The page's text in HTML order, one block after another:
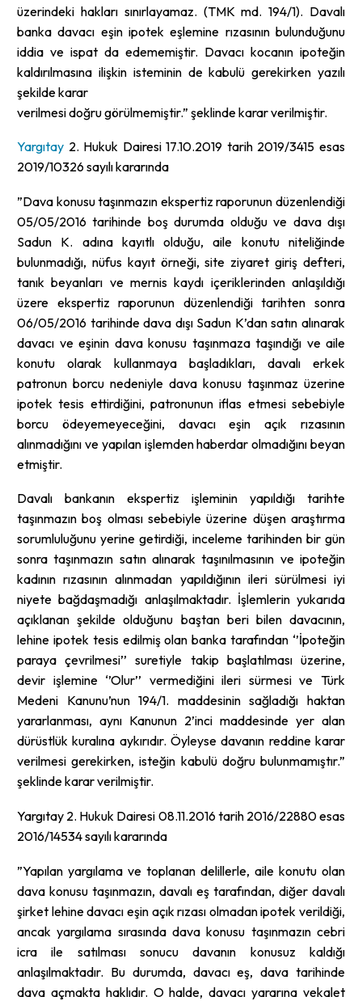
üzerindeki hakları sınırlayamaz. (TMK md. 194/1). Davalı
banka davacı eşin ipotek eşlemine rızasının bulunduğunu
iddia ve ispat da edememiştir. Davacı kocanın ipoteğin
kaldırılmasına ilişkin isteminin de kabulü gerekirken yazılı
şekilde karar
verilmesi doğru görülmemiştir.” şeklinde karar verilmiştir.
Yargıtay 2. Hukuk Dairesi 17.10.2019 tarih 2019/3415 esas
2019/10326 sayılı kararında
”Dava konusu taşınmazın ekspertiz raporunun düzenlendiği
05/05/2016 tarihinde boş durumda olduğu ve dava dışı
Sadun K. adına kayıtlı olduğu, aile konutu niteliğinde
bulunmadığı, nüfus kayıt örneği, site ziyaret giriş defteri,
tanık beyanları ve mernis kaydı içeriklerinden anlaşıldığı
üzere ekspertiz raporunun düzenlendiği tarihten sonra
06/05/2016 tarihinde dava dışı Sadun K’dan satın alınarak
davacı ve eşinin dava konusu taşınmaza taşındığı ve aile
konutu olarak kullanmaya başladıkları, davalı erkek
patronun borcu nedeniyle dava konusu taşınmaz üzerine
ipotek tesis ettirdiğini, patronunun iflas etmesi sebebiyle
borcu ödeyemeyeceğini, davacı eşin açık rızasının
alınmadığını ve yapılan işlemden haberdar olmadığını beyan
etmiştir.
Davalı bankanın ekspertiz işleminin yapıldığı tarihte
taşınmazın boş olması sebebiyle üzerine düşen araştırma
sorumluluğunu yerine getirdiği, inceleme tarihinden bir gün
sonra taşınmazın satın alınarak taşınılmasının ve ipoteğin
kadının rızasının alınmadan yapıldığının ileri sürülmesi iyi
niyete bağdaşmadığı anlaşılmaktadır. İşlemlerin yukarıda
açıklanan şekilde olduğunu baştan beri bilen davacının,
lehine ipotek tesis edilmiş olan banka tarafından ‘’İpoteğin
paraya çevrilmesi’’ suretiyle takip başlatılması üzerine,
devir işlemine ‘’Olur’’ vermediğini ileri sürmesi ve Türk
Medeni Kanunu’nun 194/1. maddesinin sağladığı haktan
yararlanması, aynı Kanunun 2’inci maddesinde yer alan
dürüstlük kuralına aykırıdır. Öyleyse davanın reddine karar
verilmesi gerekirken, isteğin kabulü doğru bulunmamıştır.”
şeklinde karar verilmiştir.
Yargıtay 2. Hukuk Dairesi 08.11.2016 tarih 2016/22880 esas
2016/14534 sayılı kararında
”Yapılan yargılama ve toplanan delillerle, aile konutu olan
dava konusu taşınmazın, davalı eş tarafından, diğer davalı
şirket lehine davacı eşin açık rızası olmadan ipotek verildiği,
ancak yargılama sırasında dava konusu taşınmazın cebri
icra ile satılması sonucu davanın konusuz kaldığı
anlaşılmaktadır. Bu durumda, davacı eş, dava tarihinde
dava açmakta haklıdır. O halde, davacı yararına vekalet